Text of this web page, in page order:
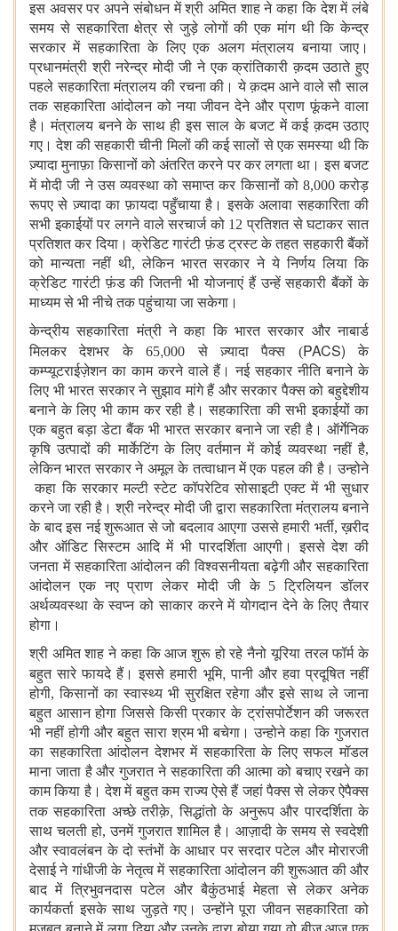
इस अवसर पर अपने संबोधन में श्री अमित शाह ने कहा कि देश में लंबे
समय से सहकारिता क्षेत्र से जुड़े लोगों की एक मांग थी कि केन्द्र
सरकार में सहकारिता के लिए एक अलग मंत्रालय बनाया जाए।
प्रधानमंत्री श्री नरेन्द्र मोदी जी ने एक क्रांतिकारी क़दम उठाते हुए
पहले सहकारिता मंत्रालय की रचना की। ये क़दम आने वाले सौ साल
तक सहकारिता आंदोलन को नया जीवन देने और प्राण फूंकने वाला
है। मंत्रालय बनने के साथ ही इस साल के बजट में कई क़दम उठाए
गए। देश की सहकारी चीनी मिलों की कई सालों से एक समस्या थी कि
ज़्यादा मुनाफ़ा किसानों को अंतरित करने पर कर लगता था। इस बजट
में मोदी जी ने उस व्यवस्था को समाप्त कर किसानों को 8,000 करोड़
रूपए से ज़्यादा का फ़ायदा पहुँचाया है। इसके अलावा सहकारिता की
सभी इकाईयों पर लगने वाले सरचार्ज को 12 प्रतिशत से घटाकर सात
प्रतिशत कर दिया। क्रेडिट गारंटी फ़ंड ट्रस्ट के तहत सहकारी बैंकों
को मान्यता नहीं थी, लेकिन भारत सरकार ने ये निर्णय लिया कि
क्रेडिट गारंटी फ़ंड की जितनी भी योजनाएं हैं उन्हें सहकारी बैंकों के
माध्यम से भी नीचे तक पहुंचाया जा सकेगा।
केन्द्रीय सहकारिता मंत्री ने कहा कि भारत सरकार और नाबार्ड
मिलकर देशभर के 65,000 से ज़्यादा पैक्स (PACS)के
कम्प्यूटराईज़ेशन का काम करने वाले हैं। नई सहकार नीति बनाने के
लिए भी भारत सरकार ने सुझाव मांगे हैं और सरकार पैक्स को बहुद्देशीय
बनाने के लिए भी काम कर रही है। सहकारिता की सभी इकाईयों का
एक बहुत बड़ा डेटा बैंक भी भारत सरकार बनाने जा रही है। ऑर्गेनिक
कृषि उत्पादों की मार्केटिंग के लिए वर्तमान में कोई व्यवस्था नहीं है,
लेकिन भारत सरकार ने अमूल के तत्वाधान में एक पहल की है। उन्होने
कहा कि सरकार मल्टी स्टेट कॉपरेटिव सोसाइटी एक्ट में भी सुधार
करने जा रही है। श्री नरेन्द्र मोदी जी द्वारा सहकारिता मंत्रालय बनाने
के बाद इस नई शुरूआत से जो बदलाव आएगा उससे हमारी भर्ती, ख़रीद
और ऑडिट सिस्टम आदि में भी पारदर्शिता आएगी। इससे देश की
जनता में सहकारिता आंदोलन की विश्वसनीयता बढ़ेगी और सहकारिता
आंदोलन एक नए प्राण लेकर मोदी जी के 5 ट्रिलियन डॉलर
अर्थव्यवस्था के स्वप्न को साकार करने में योगदान देने के लिए तैयार
होगा।
श्री अमित शाह ने कहा कि आज शुरू हो रहे नैनो यूरिया तरल फॉर्म के
बहुत सारे फायदे हैं। इससे हमारी भूमि, पानी और हवा प्रदूषित नहीं
होगी, किसानों का स्वास्थ्य भी सुरक्षित रहेगा और इसे साथ ले जाना
बहुत आसान होगा जिससे किसी प्रकार के ट्रांसपोर्टेशन की जरूरत
भी नहीं होगी और बहुत सारा श्रम भी बचेगा। उन्होने कहा कि गुजरात
का सहकारिता आंदोलन देशभर में सहकारिता के लिए सफल मॉडल
माना जाता है और गुजरात ने सहकारिता की आत्मा को बचाए रखने का
काम किया है। देश में बहुत कम राज्य ऐसे हैं जहां पैक्स से लेकर ऐपैक्स
तक सहकारिता अच्छे तरीक़े,सिद्धांतो के अनुरूप और पारदर्शिता के
साथ चलती हो, उनमें गुजरात शामिल है। आज़ादी के समय से स्वदेशी
और स्वावलंबन के दो स्तंभों के आधार पर सरदार पटेल और मोरारजी
देसाई ने गांधीजी के नेतृत्व में सहकारिता आंदोलन की शुरूआत की और
बाद में त्रिभुवनदास पटेल और बैकुंठभाई मेहता से लेकर अनेक
कार्यकर्ता इसके साथ जुड़ते गए। उन्होंने पूरा जीवन सहकारिता को